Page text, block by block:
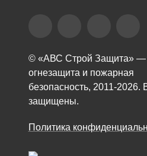
© «АВС Строй Защита» —
огнезащита и пожарная
безопасность, 2011-2026.
защищены.
Политика